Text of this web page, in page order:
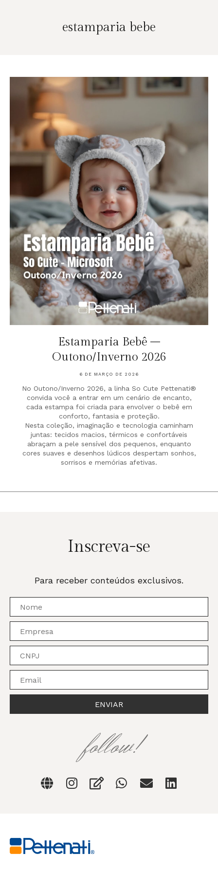
estamparia bebe
Estamparia Bebê –
Outono/Inverno 2026
6 DE MARÇO DE 2026
No Outono/Inverno 2026, a linha So Cute Pettenati®
convida você a entrar em um cenário de encanto,
cada estampa foi criada para envolver o bebê em
conforto, fantasia e proteção.
Nesta coleção, imaginação e tecnologia caminham
juntas: tecidos macios, térmicos e confortáveis
abraçam a pele sensível dos pequenos, enquanto
cores suaves e desenhos lúdicos despertam sonhos,
sorrisos e memórias afetivas.
Inscreva-se
Para receber conteúdos exclusivos.
ENVIAR
follow!